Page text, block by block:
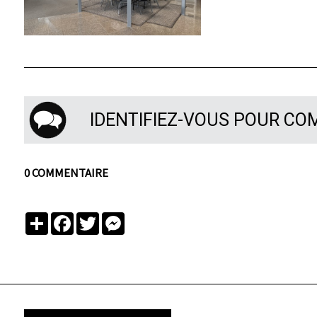
IDENTIFIEZ-VOUS POUR
0 COMMENTAIRE
PartagerFacebook
TwitterMessenger